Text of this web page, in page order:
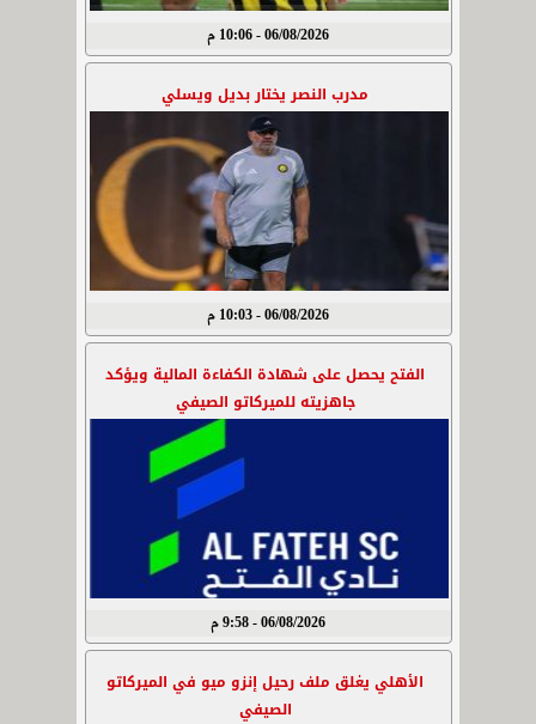
06/08/2026 - 10:06 م
مدرب النصر يختار بديل ويسلي
06/08/2026 - 10:03 م
الفتح يحصل على شهادة الكفاءة المالية ويؤكد
جاهزيته للميركاتو الصيفي
06/08/2026 - 9:58 م
الأهلي يغلق ملف رحيل إنزو ميو في الميركاتو
الصيفي